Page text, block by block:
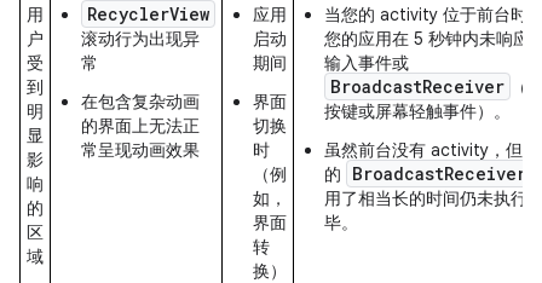
用
户
受
到
明
显
影
响
的
区
域
RecyclerView
滚动行为出现异
常
在包含复杂动画
的界面上无法正
常呈现动画效果
应用
启动
期间
界面
切换
时
（例
如，
界面
转
换）
当您的 activity 位于前台时
您的应用在 5 秒钟内未响应
输入事件或
BroadcastReceiver
（
按键或屏幕轻触事件）。
虽然前台没有 activity，但您
的
BroadcastReceiver
用了相当长的时间仍未执行
毕。